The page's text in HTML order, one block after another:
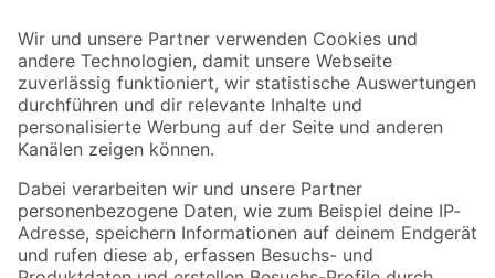
Der toom Newsletter: Keine Angebote und Aktionen mehr verpassen!
Zur Newsletter Anmeldung
Folge uns
Zahlungsarten Versandarten